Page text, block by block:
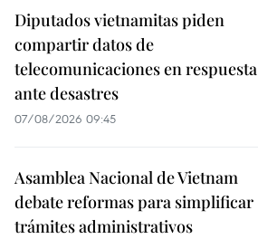
Diputados vietnamitas piden
compartir datos de
telecomunicaciones en respuesta
ante desastres
07/08/2026 09:45
Asamblea Nacional de Vietnam
debate reformas para simplificar
trámites administrativos